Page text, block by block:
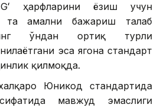
ҳарфларини ёзиш учун
та амални бажариш талаб
ўндан ортиқ турли
эса ягона стандарт
қилмоқда.
Юникод стандартида
мавжуд эмаслиги